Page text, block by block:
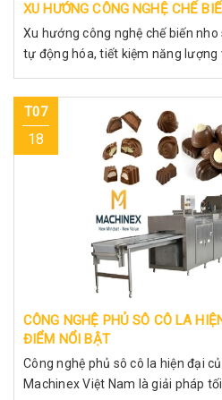
XU HƯỚNG CÔNG NGHỆ CHẾ
Xu hướng công nghệ chế biến
tự động hóa, tiết kiệm năng lượng
T07
18
CÔNG NGHỆ PHỦ SÔ CÔ LA
ĐIỂM NỔI BẬT
Công nghệ phủ sô cô la hiện đại
Machinex Việt Nam là giải pháp tối